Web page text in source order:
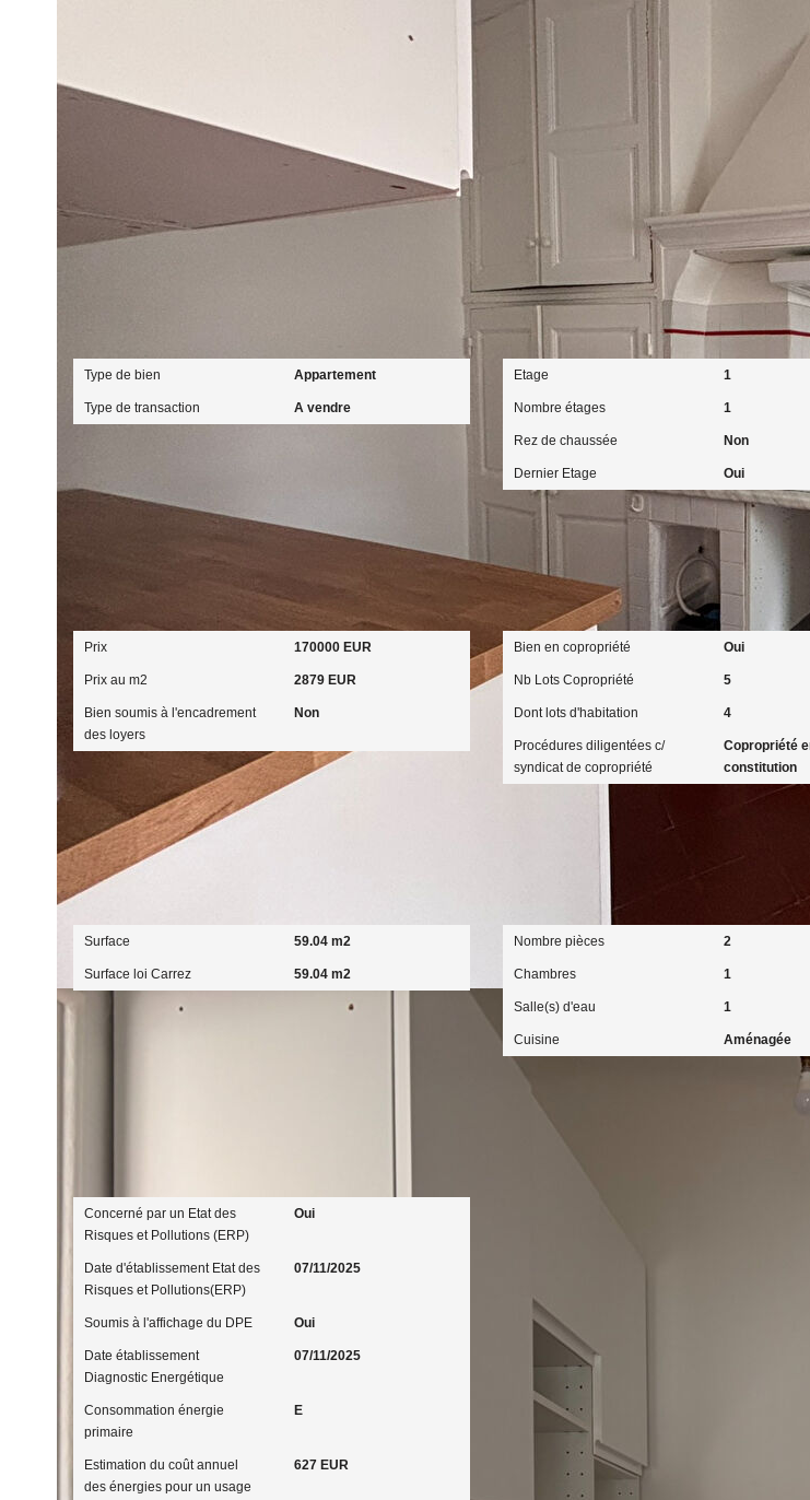
Ce bien est soumis à un diagnostic ERP (État des Risques et Pollutions). Pour en savoir plus,
https://www.georisques.gouv.fr/
Caractéristiques détaillées
Type de bien Appartement
Type de transaction A vendre
Localisation
Etage 1
Nombre étages 1
Rez de chaussée Non
Dernier Etage Oui
Prix 170000 EUR
Prix au m2 2879 EUR
Bien soumis à l'encadrement
des loyers
Non
Copropriété
Bien en copropriété Oui
Nb Lots Copropriété 5
Dont lots d'habitation 4
Procédures diligentées c/
syndicat de copropriété
Copropriété
constitution
Surfaces
Surface 59.04 m2
Surface loi Carrez 59.04 m2
Nombre pièces 2
Chambres 1
Salle(s) d'eau 1
Cuisine Aménagée
Concerné par un Etat des
Risques et Pollutions (ERP)
Oui
Date d'établissement Etat des
Risques et Pollutions(ERP)
07/11/2025
Soumis à l'affichage du DPE Oui
Date établissement
Diagnostic Energétique
07/11/2025
Consommation énergie
primaire
E
Estimation du coût annuel
des énergies pour un usage
627 EUR